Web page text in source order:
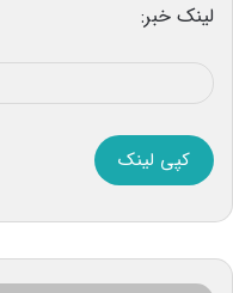
لینک خبر:
کپی لینک